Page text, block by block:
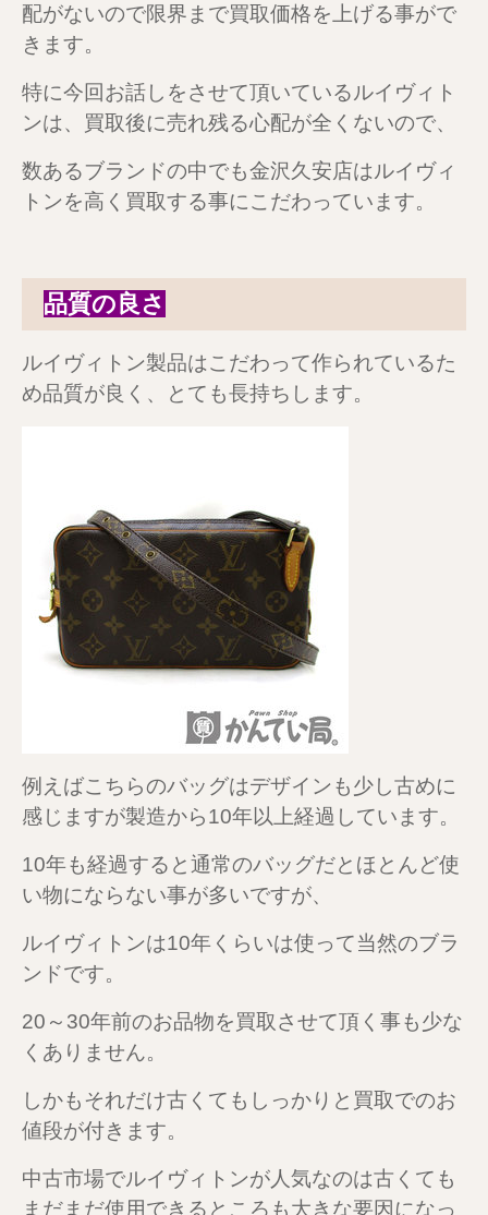
配がないので限界まで買取価格を上げる事がで
きます。
特に今回お話しをさせて頂いているルイヴィト
ンは、買取後に売れ残る心配が全くないので、
数あるブランドの中でも金沢久安店はルイヴィ
トンを高く買取する事にこだわっています。
品質の良さ
ルイヴィトン製品はこだわって作られているた
め品質が良く、とても長持ちします。
例えばこちらのバッグはデザインも少し古めに
感じますが製造から10年以上経過しています。
10年も経過すると通常のバッグだとほとんど使
い物にならない事が多いですが、
ルイヴィトンは10年くらいは使って当然のブラ
ンドです。
20～30年前のお品物を買取させて頂く事も少な
くありません。
しかもそれだけ古くてもしっかりと買取でのお
値段が付きます。
中古市場でルイヴィトンが人気なのは古くても
まだまだ使用できるところも大きな要因になっ